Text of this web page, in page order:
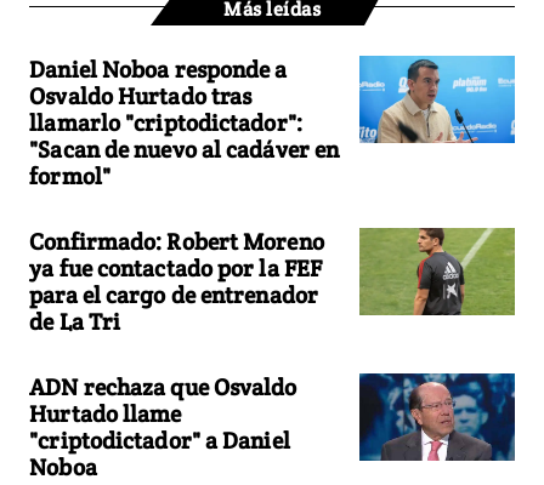
Más leídas
Daniel Noboa responde a
Osvaldo Hurtado tras
llamarlo "criptodictador":
"Sacan de nuevo al cadáver en
formol"
Confirmado: Robert Moreno
ya fue contactado por la FEF
para el cargo de entrenador
de La Tri
ADN rechaza que Osvaldo
Hurtado llame
"criptodictador" a Daniel
Noboa